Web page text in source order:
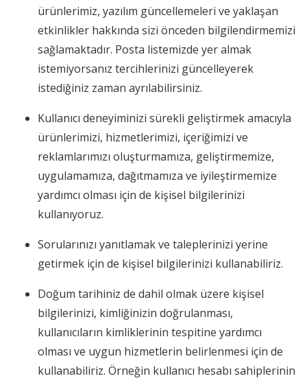
ürünlerimiz, yazılım güncellemeleri ve yaklaşan
etkinlikler hakkında sizi önceden bilgilendirmemizi
sağlamaktadır. Posta listemizde yer almak
istemiyorsanız tercihlerinizi güncelleyerek
istediğiniz zaman ayrılabilirsiniz.
Kullanıcı deneyiminizi sürekli geliştirmek amacıyla
ürünlerimizi, hizmetlerimizi, içeriğimizi ve
reklamlarımızı oluşturmamıza, geliştirmemize,
uygulamamıza, dağıtmamıza ve iyileştirmemize
yardımcı olması için de kişisel bilgilerinizi
kullanıyoruz.
Sorularınızı yanıtlamak ve taleplerinizi yerine
getirmek için de kişisel bilgilerinizi kullanabiliriz.
Doğum tarihiniz de dahil olmak üzere kişisel
bilgilerinizi, kimliğinizin doğrulanması,
kullanıcıların kimliklerinin tespitine yardımcı
olması ve uygun hizmetlerin belirlenmesi için de
kullanabiliriz. Örneğin kullanıcı hesabı sahiplerinin